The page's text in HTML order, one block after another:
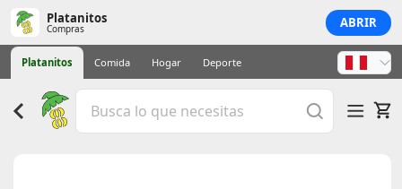
Platanitos
Compras ABRIR
Platanitos Comida Hogar Deporte